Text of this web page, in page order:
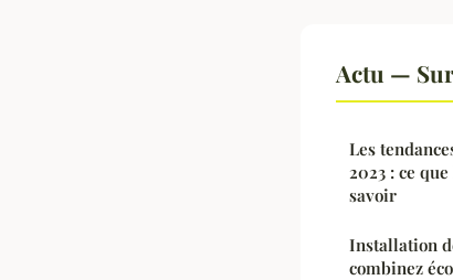
Actu —
Les
2023 : ce
savoir
Installation
combinez